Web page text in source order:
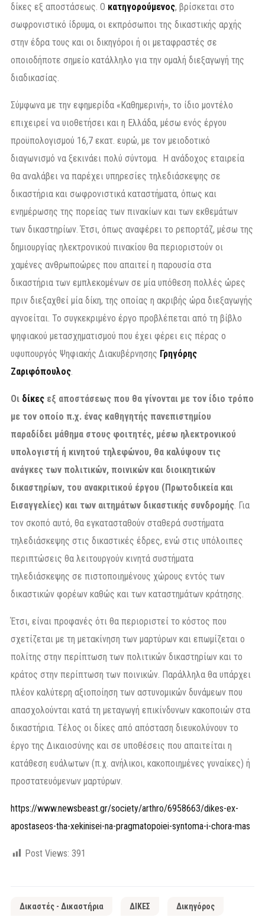
δίκες εξ αποστάσεως. Ο κατηγορούμενος, βρίσκεται στο
σωφρονιστικό ίδρυμα, οι εκπρόσωποι της δικαστικής αρχής
στην έδρα τους και οι δικηγόροι ή οι μεταφραστές σε
οποιοδήποτε σημείο κατάλληλο για την ομαλή διεξαγωγή της
διαδικασίας.
Σύμφωνα με την εφημερίδα «Καθημερινή», το ίδιο μοντέλο
επιχειρεί να υιοθετήσει και η Ελλάδα, μέσω ενός έργου
προϋπολογισμού 16,7 εκατ. ευρώ, με τον μειοδοτικό
διαγωνισμό να ξεκινάει πολύ σύντομα. Η ανάδοχος εταιρεία
θα αναλάβει να παρέχει υπηρεσίες τηλεδιάσκεψης σε
δικαστήρια και σωφρονιστικά καταστήματα, όπως και
ενημέρωσης της πορείας των πινακίων και των εκθεμάτων
των δικαστηρίων. Έτσι, όπως αναφέρει το ρεπορτάζ, μέσω της
δημιουργίας ηλεκτρονικού πινακίου θα περιοριστούν οι
χαμένες ανθρωποώρες που απαιτεί η παρουσία στα
δικαστήρια των εμπλεκομένων σε μία υπόθεση πολλές ώρες
πριν διεξαχθεί μία δίκη, της οποίας η ακριβής ώρα διεξαγωγής
αγνοείται. Το συγκεκριμένο έργο προβλέπεται από τη βίβλο
ψηφιακού μετασχηματισμού που έχει φέρει εις πέρας ο
υφυπουργός Ψηφιακής Διακυβέρνησης Γρηγόρης
Ζαριφόπουλος
Οι δίκες εξ αποστάσεως που θα γίνονται με τον ίδιο τρόπο
με τον οποίο π.χ. ένας καθηγητής πανεπιστημίου
παραδίδει μάθημα στους φοιτητές, μέσω ηλεκτρονικού
υπολογιστή ή κινητού τηλεφώνου, θα καλύψουν τις
ανάγκες των πολιτικών, ποινικών και διοικητικών
δικαστηρίων, του ανακριτικού έργου (Πρωτοδικεία και
Εισαγγελίες) και των αιτημάτων δικαστικής συνδρομής . Για
τον σκοπό αυτό, θα εγκατασταθούν σταθερά συστήματα
τηλεδιάσκεψης στις δικαστικές έδρες, ενώ στις υπόλοιπες
περιπτώσεις θα λειτουργούν κινητά συστήματα
τηλεδιάσκεψης σε πιστοποιημένους χώρους εντός των
δικαστικών φορέων καθώς και των καταστημάτων κράτησης.
Έτσι, είναι προφανές ότι θα περιοριστεί το κόστος που
σχετίζεται με τη μετακίνηση των μαρτύρων και επωμίζεται ο
πολίτης στην περίπτωση των πολιτικών δικαστηρίων και το
κράτος στην περίπτωση των ποινικών. Παράλληλα θα υπάρχει
πλέον καλύτερη αξιοποίηση των αστυνομικών δυνάμεων που
απασχολούνται κατά τη μεταγωγή επικίνδυνων κακοποιών στα
δικαστήρια. Τέλος οι δίκες από απόσταση διευκολύνουν το
έργο της Δικαιοσύνης και σε υποθέσεις που απαιτείται η
κατάθεση ευάλωτων (π.χ. ανήλικοι, κακοποιημένες γυναίκες) ή
προστατευόμενων μαρτύρων.
https://www.newsbeast.gr/society/arthro/6958663/dikes-ex-
apostaseos-tha-xekinisei-na-pragmatopoiei-syntoma-i-chora-mas
Post Views: 391
Δικαστές - Δικαστήρια ΔΙΚΕΣ Δικηγόρος